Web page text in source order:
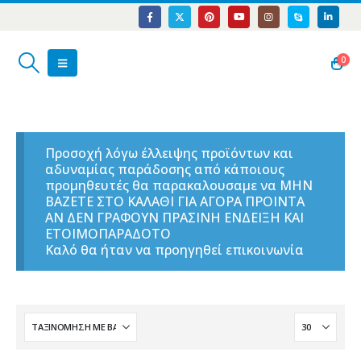
0
Προσοχή λόγω έλλειψης προϊόντων και
αδυναμίας παράδοσης από κάποιους
προμηθευτές θα παρακαλουσαμε να ΜΗΝ
ΒΑΖΕΤΕ ΣΤΟ ΚΑΛΑΘΙ ΓΙΑ ΑΓΟΡΑ ΠΡΟΙΝΤΑ
ΑΝ ΔΕΝ ΓΡΑΦΟΥΝ ΠΡΑΣΙΝΗ ΕΝΔΕΙΞΗ ΚΑΙ
ΕΤΟΙΜΟΠΑΡΑΔΟΤΟ
Καλό θα ήταν να προηγηθεί επικοινωνία